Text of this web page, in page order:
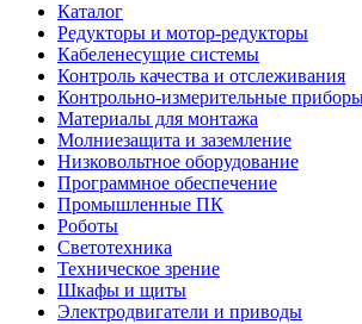
Каталог
Редукторы и мотор-редукторы
Кабеленесущие системы
Контроль качества и отслеживания
Контрольно-измерительные
Материалы для монтажа
Молниезащита и заземление
Низковольтное оборудование
Программное обеспечение
Промышленные ПК
Роботы
Светотехника
Техническое зрение
Шкафы и щиты
Электродвигатели и приводы